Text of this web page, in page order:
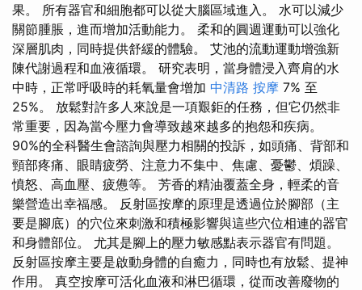
果。 所有器官和細胞都可以從大腦區域進入。 水可以減少
關節腫脹，進而增加活動能力。 柔和的圓週運動可以強化
深層肌肉，同時提供舒緩的體驗。 艾池的流動運動增強新
陳代謝過程和血液循環。 研究表明，當身體浸入齊肩的水
中時，正常呼吸時的耗氧量會增加 中清路 按摩 7% 至
25%。 放鬆對許多人來說是一項艱鉅的任務，但它仍然非
常重要，因為當今壓力會導致越來越多的抱怨和疾病。
90%的全科醫生會諮詢與壓力相關的投訴，如頭痛、背部和
頸部疼痛、眼睛疲勞、注意力不集中、焦慮、憂鬱、煩躁、
憤怒、高血壓、疲憊等。 芳香的精油覆蓋全身，輕柔的音
樂營造出幸福感。 反射區按摩的原理是透過位於腳部（主
要是腳底）的穴位來刺激和積極影響與這些穴位相連的器官
和身體部位。 尤其是腳上的壓力敏感點表示器官有問題。
反射區按摩主要是啟動身體的自癒力，同時也有放鬆、提神
作用。 真空按摩可活化血液和淋巴循環，從而改善廢物的